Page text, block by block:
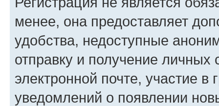
менее, она предоставляет
удобства, недоступные
отправку и получение
электронной почте, участие в
уведомлений о появлении